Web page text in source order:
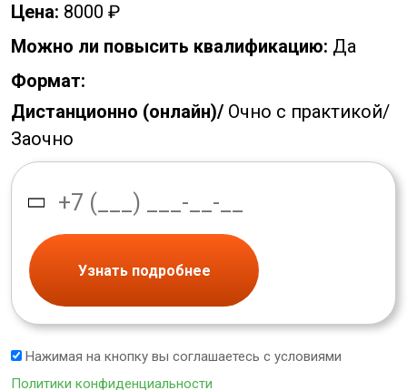
Цена: 8000 ₽
Можно ли повысить квалификацию: Да
Формат:
Дистанционно (онлайн)/ Очно с практикой/
Заочно
Узнать подробнее
Нажимая на кнопку вы соглашаетесь с условиями
Политики конфиденциальности